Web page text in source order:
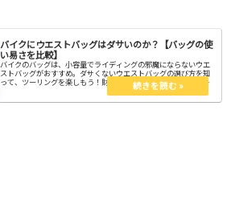
バイクにウエストバッグはダサいのか？【バッグの使
い易さを比較】
バイクのバッグは、小容量でライディングの邪魔にならないウエ
ストバッグがおすすめ。ダサくないウエストバッグの選び方を知
って、ツーリングを楽しもう！財布やスマホはウエストバッグに
入れるのがおすすめです。体へのストレスも無いし、貴重品は身